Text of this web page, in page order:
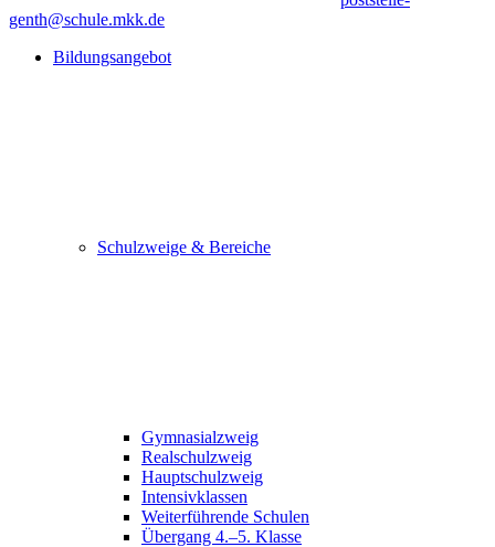
genth@schule.mkk.de
Bildungsangebot
Schulzweige & Bereiche
Gymnasialzweig
Realschulzweig
Hauptschulzweig
Intensivklassen
Weiterführende Schulen
Übergang 4.–5. Klasse